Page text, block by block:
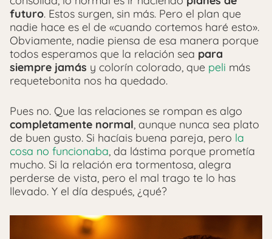
futuro. Estos surgen, sin más. Pero el plan que
nadie hace es el de «cuando cortemos haré esto».
Obviamente, nadie piensa de esa manera porque
todos esperamos que la relación sea para
siempre jamás y colorín colorado, que peli más
requetebonita nos ha quedado.
Pues no. Que las relaciones se rompan es algo
completamente normal, aunque nunca sea plato
de buen gusto. Si hacíais buena pareja, pero la
cosa no funcionaba, da lástima porque prometía
mucho. Si la relación era tormentosa, alegra
perderse de vista, pero el mal trago te lo has
llevado. Y el día después, ¿qué?